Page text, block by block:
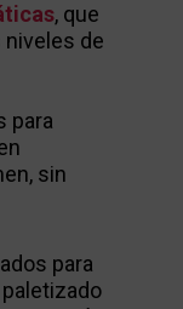
, que
de
para
sin
para